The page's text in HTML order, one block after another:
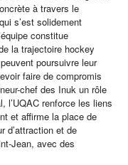
à travers le
s’est solidement
constitue
la trajectoire hockey
poursuivre leur
faire de compromis
chef des Inuk un rôle
l’UQAC renforce les liens
et affirme la place de
d’attraction et de
avec des